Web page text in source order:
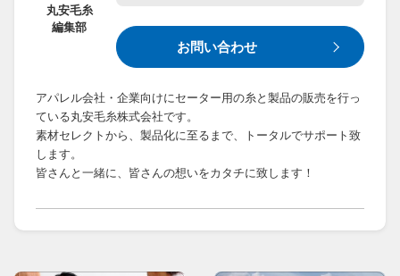
丸安毛糸
編集部
お問い合わせ
アパレル会社・企業向けにセーター用の糸と製品の販売を行っ
ている丸安毛糸株式会社です。
素材セレクトから、製品化に至るまで、トータルでサポート致
します。
皆さんと一緒に、皆さんの想いをカタチに致します！